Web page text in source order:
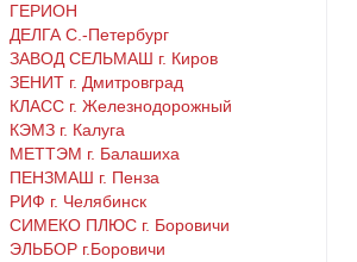
ГЕРИОН
ДЕЛГА С.-Петербург
ЗАВОД СЕЛЬМАШ г. Киров
ЗЕНИТ г. Дмитровград
КЛАСС г. Железнодорожный
КЭМЗ г. Калуга
МЕТТЭМ г. Балашиха
ПЕНЗМАШ г. Пенза
РИФ г. Челябинск
СИМЕКО ПЛЮС г. Боровичи
ЭЛЬБОР г.Боровичи